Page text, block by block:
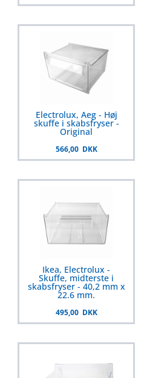
Electrolux, Aeg - Høj
skuffe i skabsfryser -
Original
566,00 DKK
Ikea, Electrolux -
Skuffe, midterste i
skabsfryser - 40,2 mm x
22.6 mm.
495,00 DKK